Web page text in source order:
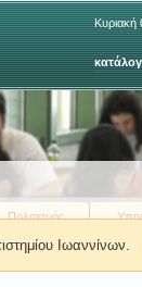
Ιωαννίνων.
Κυριακή
Πολιτισμός
ΤΟΥ